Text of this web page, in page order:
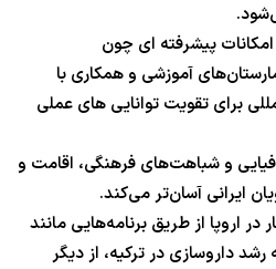
پیشرفته ای چون
آموزشی و همکاری با
برای تقویت توانایی های عملی
و شباهت‌های فرهنگی، اقامت و
ایرانی آسان‌تر می‌کند.
در اروپا از طریق برنامه‌هایی مانند
رشد داروسازی در ترکیه، از دیگر